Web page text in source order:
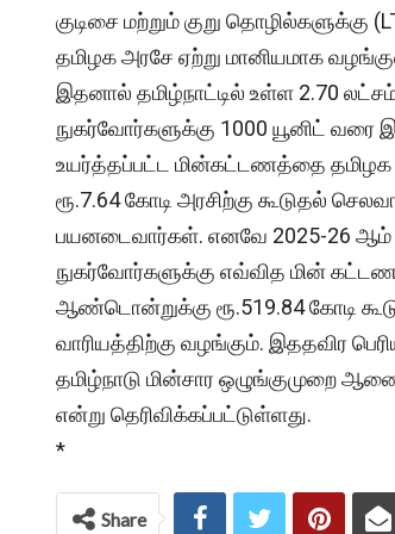
குடிசை மற்றும் குறு
தமிழக அரசே ஏற்று மானியமாக
இதனால் தமிழ்நாட்டில் உள்ள 2.70
நுகர்வோர்களுக்கு 1000 யூனிட் வரை
உயர்த்தப்பட்ட மின்கட்டணத்தை
ரூ.7.64 கோடி அரசிற்கு கூடுதல்
பயனடைவார்கள். எனவே 2025-26 ஆம்
நுகர்வோர்களுக்கு எவ்வித மின்
ஆண்டொன்றுக்கு ரூ.519.84 கோடி
வாரியத்திற்கு வழங்கும். இததவிர
தமிழ்நாடு மின்சார ஒழுங்குமுறை
என்று தெரிவிக்கப்பட்டுள்ளது.
*
Share